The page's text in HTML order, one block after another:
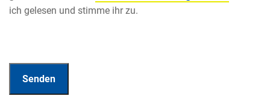
ich gelesen und stimme ihr zu.